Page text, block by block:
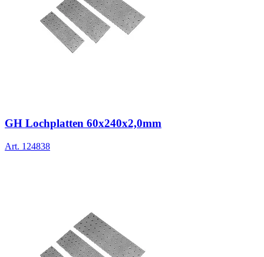
GH Lochplatten 60x240x2,0mm
Art. 124838